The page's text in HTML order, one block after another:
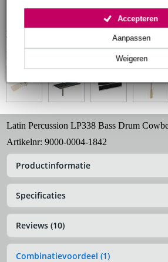
Weigeren
Aanpassen
Accepteren
klem met beschermende rubberen
Bekijk alle productspecificaties
Bekijk ook eens (4)
Latin Percussion LP338 Bass Drum
Artikelnr: 9000-0004-1842
Productinformatie
Specificaties
Reviews (10)
Combinatievoordeel (1)